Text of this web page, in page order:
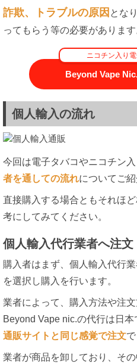
詐欺、トラブルの原因 とな
ってもらう等の必要があります
ニコチン入り
Beyond Vape
個人輸入の流れ
今回は電子タバコやニコチン
者を通しての流れについてご紹
直接購入する場合ともそれほ
考にしてみてください。
個人輸入代行業者へ注文
購入者はまず、個人輸入代行
を選択し購入を行います。
業者によって、購入方法や注文
Beyond Vape nic.の代行は日
通販サイトと同じ感覚で注文で
業者が商品を卸しており、そ